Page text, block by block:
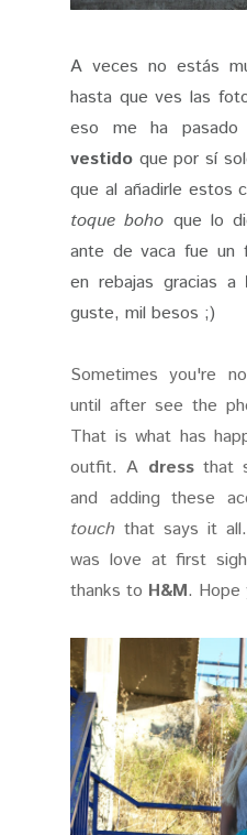
A veces no estás
hasta que ves las
eso me ha
vestido que por sí
que al añadirle estos
toque boho que lo
ante de vaca fue un
en rebajas gracias a
guste, mil besos ;)
Sometimes you're
until after see the
That is what has
outfit. A dressthat
and adding these
touch that says it
was love at first
thanks to H&M. Hope